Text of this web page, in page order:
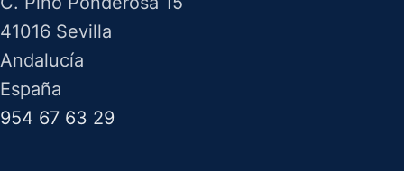
41016 Sevilla
Andalucía
España
954 67 63 29